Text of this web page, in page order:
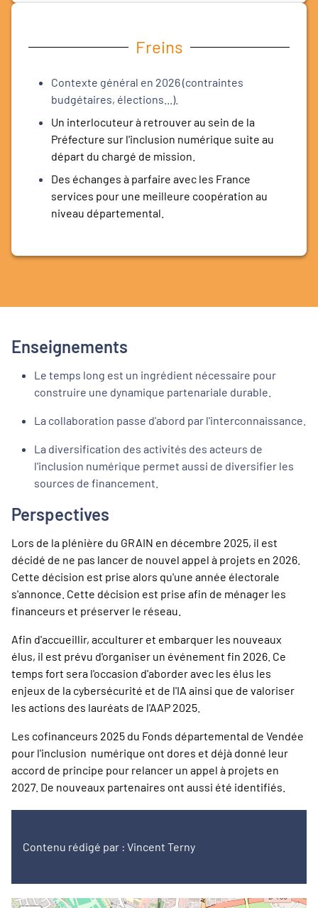
Freins
Contexte général en 2026 (contraintes
budgétaires, élections...).
Un interlocuteur à retrouver au sein de la
Préfecture sur l'inclusion numérique suite au
départ du chargé de mission.
Des échanges à parfaire avec les France
services pour une meilleure coopération au
niveau départemental.
Enseignements
Le temps long est un ingrédient nécessaire pour
construire une dynamique partenariale durable.
La collaboration passe d'abord par l'interconnaissance.
La diversification des activités des acteurs de
l'inclusion numérique permet aussi de diversifier les
sources de financement.
Perspectives
Lors de la plénière du GRAIN en décembre 2025, il est
décidé de ne pas lancer de nouvel appel à projets en 2026.
Cette décision est prise alors qu'une année électorale
s'annonce. Cette décision est prise afin de ménager les
financeurs et préserver le réseau.
Afin d'accueillir, acculturer et embarquer les nouveaux
élus, il est prévu d'organiser un événement fin 2026. Ce
temps fort sera l'occasion d'aborder avec les élus les
enjeux de la cybersécurité et de l'IA ainsi que de valoriser
les actions des lauréats de l'AAP 2025.
Les cofinanceurs 2025 du Fonds départemental de Vendée
pour l'inclusion numérique ont dores et déjà donné leur
accord de principe pour relancer un appel à projets en
2027. De nouveaux partenaires ont aussi été identifiés.
Contenu rédigé par : Vincent Terny